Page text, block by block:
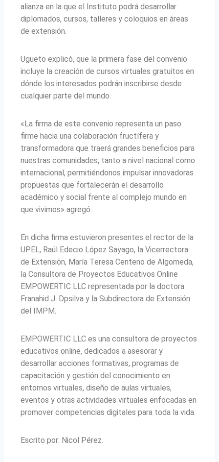
alianza en la que el Instituto podrá desarrollar
diplomados, cursos, talleres y coloquios en áreas
de extensión.
Ugueto explicó, que la primera fase del convenio
incluye la creación de cursos virtuales gratuitos en
dónde los interesados podrán inscribirse desde
cualquier parte del mundo.
«La firma de este convenio representa un paso
firme hacia una colaboración fructífera y
transformadora que traerá grandes beneficios para
nuestras comunidades, tanto a nivel nacional como
internacional, permitiéndonos impulsar innovadoras
propuestas que fortalecerán el desarrollo
académico y social frente al complejo mundo en
que vivimos» agregó.
En dicha firma estuvieron presentes el rector de la
UPEL, Raúl Edecio López Sayago, la Vicerrectora
de Extensión, María Teresa Centeno de Algomeda,
la Consultora de Proyectos Educativos Online
EMPOWERTIC LLC representada por la doctora
Franahid J. Dpsilva y la Subdirectora de Extensión
del IMPM.
EMPOWERTIC LLC es una consultora de proyectos
educativos online, dedicados a asesorar y
desarrollar acciones formativas, programas de
capacitación y gestión del conocimiento en
entornos virtuales, diseño de aulas virtuales,
eventos y otras actividades virtuales enfocadas en
promover competencias digitales para toda la vida.
Escrito por: Nicol Pérez.